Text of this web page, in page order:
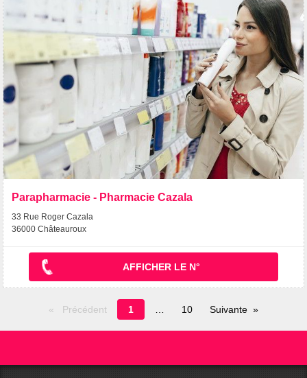
Parapharmacie - Pharmacie Cazala
33 Rue Roger Cazala
36000 Châteauroux
AFFICHER LE N°
Précédent
Page
en
1 10 Suivante